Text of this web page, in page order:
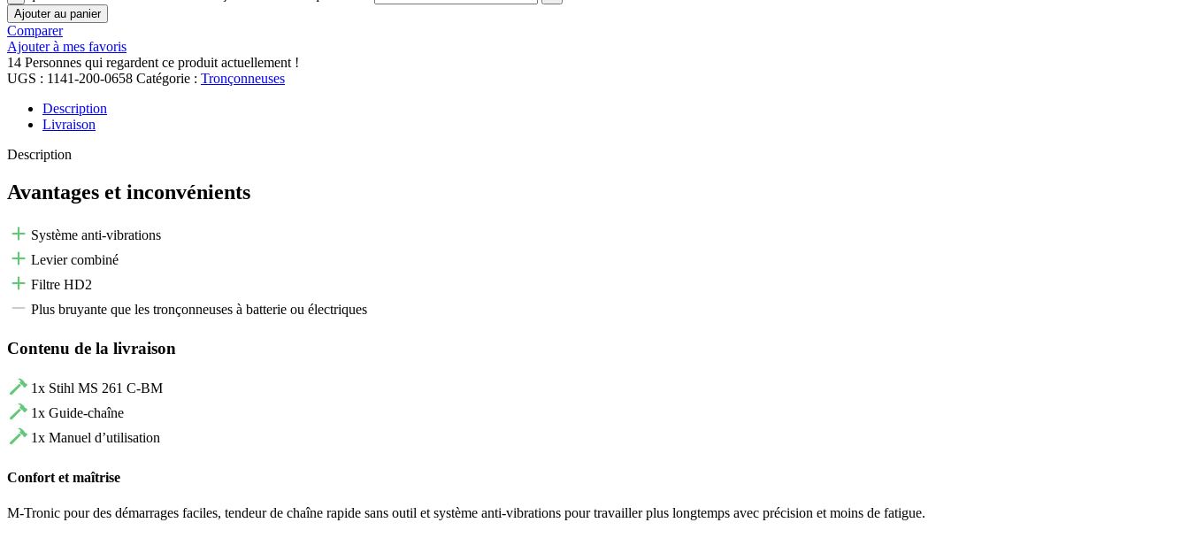
Ajouter au panier
Comparer
Ajouter à mes favoris
14 Personnes qui regardent ce produit actuellement !
UGS : 1141-200-0658 Catégorie : Tronçonneuses
Description
Livraison
Description
Avantages et inconvénients
Système anti-vibrations
Levier combiné
Filtre HD2
Plus bruyante que les tronçonneuses à batterie ou électriques
Contenu de la livraison
1x Stihl MS 261 C-BM
1x Guide-chaîne
1x Manuel d’utilisation
Confort et maîtrise
M-Tronic pour des démarrages faciles, tendeur de chaîne rapide sans outil et système anti-vibrations pour travailler plus longtemps avec précision et moins de fatigue.